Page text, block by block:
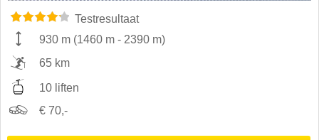
Testresultaat
930 m (1460 m - 2390 m)
65 km
10 liften
€ 70,-